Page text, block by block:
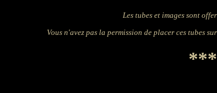
Les tubes et images sont
Vous n'avez pas la permission de placer ces tubes
***